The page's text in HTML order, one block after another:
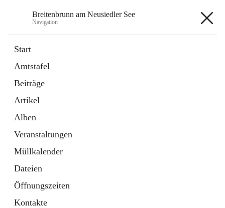
Breitenbrunn am Neusiedler See
Navigation
Start
Amtstafel
Beiträge
Artikel
Alben
Veranstaltungen
Müllkalender
Dateien
Öffnungszeiten
Kontakte
18 Schnellzugriffe
Gemeindeservice